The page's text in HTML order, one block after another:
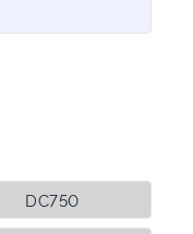
DC750